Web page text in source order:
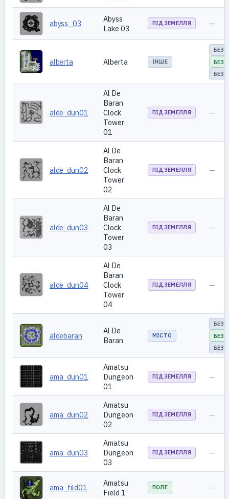
abyss_03
Abyss
Lake 03
ПІДЗЕМЕЛЛЯ —
alberta Alberta ІНШЕ
БЕЗ
БЕЗ
БЕЗ
alde_dun01
Al De
Baran
Clock
Tower
01
ПІДЗЕМЕЛЛЯ —
alde_dun02
Al De
Baran
Clock
Tower
02
ПІДЗЕМЕЛЛЯ —
alde_dun03
Al De
Baran
Clock
Tower
03
ПІДЗЕМЕЛЛЯ —
alde_dun04
Al De
Baran
Clock
Tower
04
ПІДЗЕМЕЛЛЯ —
aldebaran
Al De
Baran
МІСТО
БЕЗ
БЕЗ
БЕЗ
ama_dun01
Amatsu
Dungeon
01
ПІДЗЕМЕЛЛЯ —
ama_dun02
Amatsu
Dungeon
02
ПІДЗЕМЕЛЛЯ —
ama_dun03
Amatsu
Dungeon
03
ПІДЗЕМЕЛЛЯ —
ama_fild01
Amatsu
Field 1
ПОЛЕ —